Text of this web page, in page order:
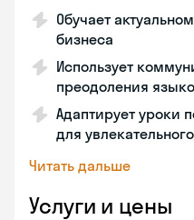
Обучает
бизнеса
Использует
преодоления
Адаптирует уроки
для
Читать дальше
Услуги и цены